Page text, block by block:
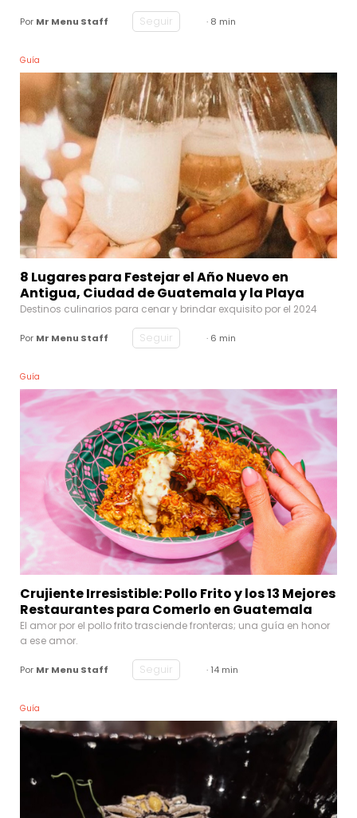
Por Mr Menu Staff Seguir · 8 min
Guía
8 Lugares para Festejar el Año Nuevo en
Antigua, Ciudad de Guatemala y la Playa
Destinos culinarios para cenar y brindar exquisito por el 2024
Por Mr Menu Staff Seguir · 6 min
Guía
Crujiente Irresistible: Pollo Frito y los 13 Mejores
Restaurantes para Comerlo en Guatemala
El amor por el pollo frito trasciende fronteras; una guía en honor
a ese amor.
Por Mr Menu Staff Seguir · 14 min
Guía